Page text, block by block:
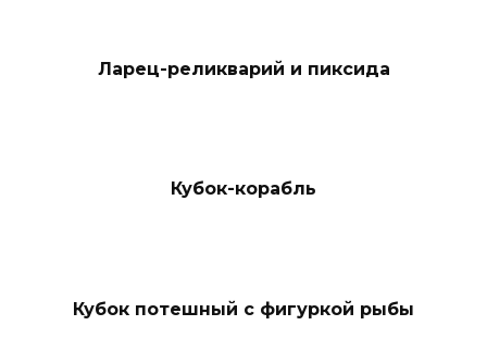
Ларец-реликварий и пиксида
Кубок-корабль
Кубок потешный с фигуркой рыбы